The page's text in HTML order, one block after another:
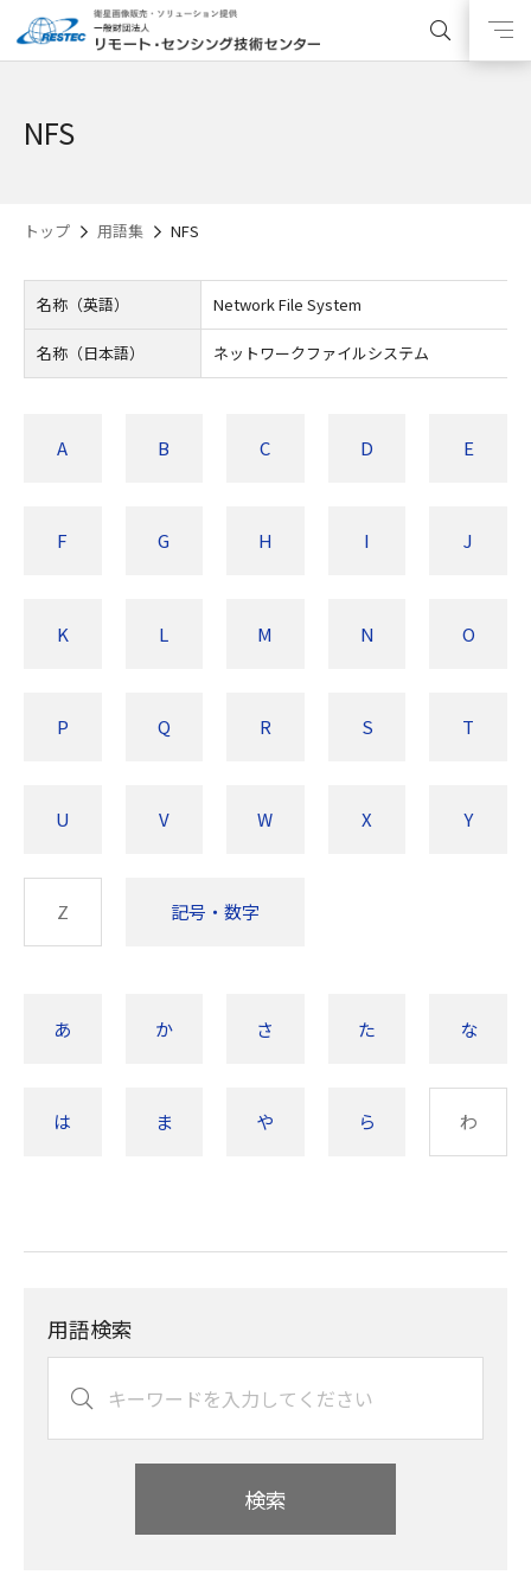
NFS
トップ 用語集 NFS
名称（英語） Network File System
名称（日本語） ネットワークファイルシステム
A B C D E
F G H I J
K L M N O
P Q R S T
U V W X Y
Z 記号・数字
あ か さ た な
は ま や ら わ
用語検索
検索